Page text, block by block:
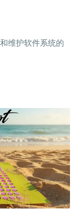
维护软件系统的